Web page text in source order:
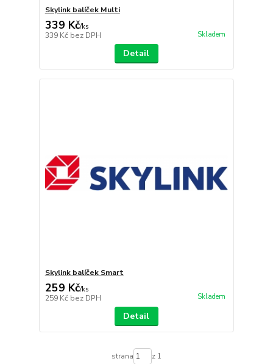
Skylink balíček Multi
339 Kč/ks
339 Kč bez DPH Skladem
Detail
Skylink balíček Smart
259 Kč/ks
259 Kč bez DPH Skladem
Detail
strana z 1